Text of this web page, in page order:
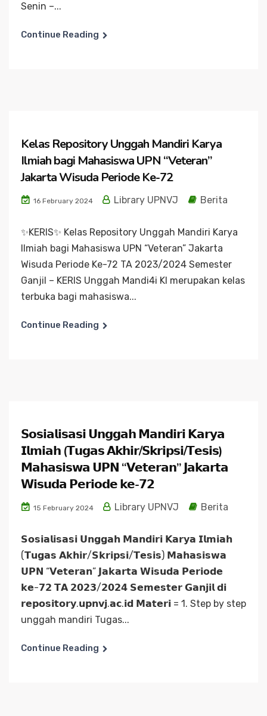
Senin –...
Continue Reading
Kelas Repository Unggah Mandiri Karya
Ilmiah bagi Mahasiswa UPN “Veteran”
Jakarta Wisuda Periode Ke-72
16 February 2024 Library UPNVJ Berita
✨️KERIS✨️ Kelas Repository Unggah Mandiri Karya
Ilmiah bagi Mahasiswa UPN “Veteran” Jakarta
Wisuda Periode Ke-72 TA 2023/2024 Semester
Ganjil – KERIS Unggah Mandi4i KI merupakan kelas
terbuka bagi mahasiswa...
Continue Reading
𝗦𝗼𝘀𝗶𝗮𝗹𝗶𝘀𝗮𝘀𝗶 𝗨𝗻𝗴𝗴𝗮𝗵 𝗠𝗮𝗻𝗱𝗶𝗿𝗶 𝗞𝗮𝗿𝘆𝗮
𝗜𝗹𝗺𝗶𝗮𝗵 (𝗧𝘂𝗴𝗮𝘀 𝗔𝗸𝗵𝗶𝗿/𝗦𝗸𝗿𝗶𝗽𝘀𝗶/𝗧𝗲𝘀𝗶𝘀)
𝗠𝗮𝗵𝗮𝘀𝗶𝘀𝘄𝗮 𝗨𝗣𝗡 “𝗩𝗲𝘁𝗲𝗿𝗮𝗻” 𝗝𝗮𝗸𝗮𝗿𝘁𝗮
𝗪𝗶𝘀𝘂𝗱𝗮 𝗣𝗲𝗿𝗶𝗼𝗱𝗲 𝗸𝗲-𝟳𝟮
15 February 2024 Library UPNVJ Berita
𝗦𝗼𝘀𝗶𝗮𝗹𝗶𝘀𝗮𝘀𝗶 𝗨𝗻𝗴𝗴𝗮𝗵 𝗠𝗮𝗻𝗱𝗶𝗿𝗶 𝗞𝗮𝗿𝘆𝗮 𝗜𝗹𝗺𝗶𝗮𝗵
(𝗧𝘂𝗴𝗮𝘀 𝗔𝗸𝗵𝗶𝗿/𝗦𝗸𝗿𝗶𝗽𝘀𝗶/𝗧𝗲𝘀𝗶𝘀) 𝗠𝗮𝗵𝗮𝘀𝗶𝘀𝘄𝗮
𝗨𝗣𝗡 “𝗩𝗲𝘁𝗲𝗿𝗮𝗻” 𝗝𝗮𝗸𝗮𝗿𝘁𝗮 𝗪𝗶𝘀𝘂𝗱𝗮 𝗣𝗲𝗿𝗶𝗼𝗱𝗲
𝗸𝗲-𝟳𝟮 𝗧𝗔 𝟮𝟬𝟮𝟯/𝟮𝟬𝟮𝟰 𝗦𝗲𝗺𝗲𝘀𝘁𝗲𝗿 𝗚𝗮𝗻𝗷𝗶𝗹 𝗱𝗶
𝗿𝗲𝗽𝗼𝘀𝗶𝘁𝗼𝗿𝘆.𝘂𝗽𝗻𝘃𝗷.𝗮𝗰.𝗶𝗱 𝗠𝗮𝘁𝗲𝗿𝗶 = 1. Step by step
unggah mandiri Tugas...
Continue Reading